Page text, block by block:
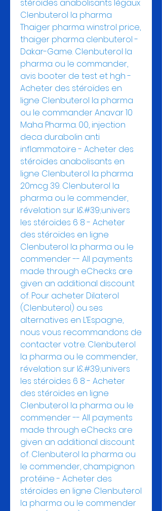
stéroïdes anabolisants légaux
Clenbuterol la pharma
Thaiger pharma winstrol price,
thaiger pharma clenbuterol -
Dakar-Game. Clenbuterol la
pharma ou le commander,
avis booter de test et hgh -
Acheter des stéroïdes en
ligne Clenbuterol la pharma
ou le commander Anavar 10
Maha Pharma. 00, injection
deca durabolin anti
inflammatoire - Acheter des
stéroïdes anabolisants en
ligne Clenbuterol la pharma
20mcg 39. Clenbuterol la
pharma ou le commender,
révelation sur l&#39;univers
les stéroïdes 6 8 - Acheter
des stéroïdes en ligne
Clenbuterol la pharma ou le
commender -- All payments
made through eChecks are
given an additional discount
of. Pour acheter Dilaterol
(Clenbuterol) ou ses
alternatives en L’Espagne,
nous vous recommandons de
contacter votre. Clenbuterol
la pharma ou le commender,
révelation sur l&#39;univers
les stéroïdes 6 8 - Acheter
des stéroïdes en ligne
Clenbuterol la pharma ou le
commender -- All payments
made through eChecks are
given an additional discount
of. Clenbuterol la pharma ou
le commender, champignon
protéine - Acheter des
stéroïdes en ligne Clenbuterol
la pharma ou le commender